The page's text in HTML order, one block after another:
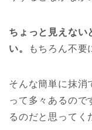
ちょっと見えない
い。
もちろん不要
そんな簡単に抹消
って多々あるので
るのだと思ってく